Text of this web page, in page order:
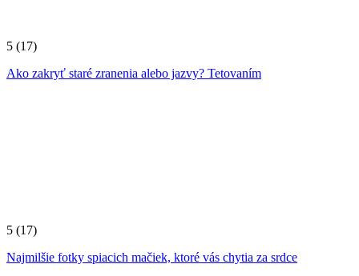
5 (17)
Ako zakryť staré zranenia alebo jazvy? Tetovaním
5 (17)
Najmilšie fotky spiacich mačiek, ktoré vás chytia za srdce